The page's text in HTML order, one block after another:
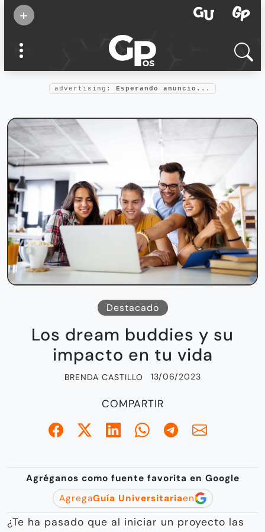
+
confianza
Foro salud
advertising: Esperando anuncio...
Destacado
Los dream buddies y su
impacto en tu vida
BRENDA CASTILLO 13/06/2023
COMPARTIR
Agréganos como fuente favorita en Google
AgregaGuía Universitariaen
¿Te ha pasado que al iniciar un proyecto las